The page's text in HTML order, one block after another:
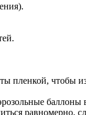
пленкой, чтобы
баллоны
равномерно,